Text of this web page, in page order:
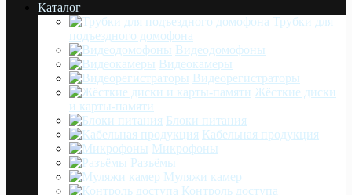
Каталог
Трубки для
подъездного домофона
Видеодомофоны
Видеокамеры
Видеорегистраторы
Жёсткие диски
и карты-памяти
Блоки питания
Кабельная продукция
Микрофоны
Разъёмы
Муляжи камер
Контроль доступа